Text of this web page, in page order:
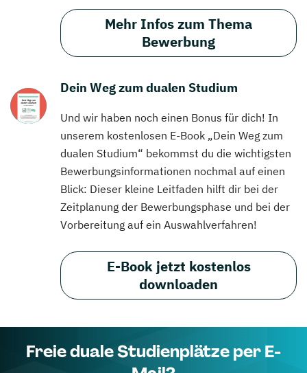
Mehr Infos zum Thema
Bewerbung
Dein Weg zum dualen Studium
Und wir haben noch einen Bonus für dich! In
unserem kostenlosen E-Book „Dein Weg zum
dualen Studium“ bekommst du die wichtigsten
Bewerbungsinformationen nochmal auf einen
Blick: Dieser kleine Leitfaden hilft dir bei der
Zeitplanung der Bewerbungsphase und bei der
Vorbereitung auf ein Auswahlverfahren!
E-Book jetzt kostenlos
downloaden
Freie duale Studienplätze per E-